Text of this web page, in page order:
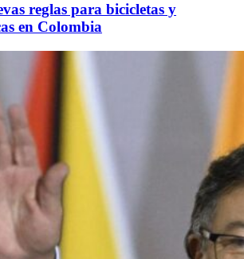
reglas para bicicletas y
en Colombia